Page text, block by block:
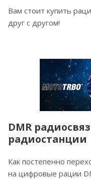
Вам стоит купить
друг с другом!
DMR
радиостанции
Как постепенно
на цифровые рации